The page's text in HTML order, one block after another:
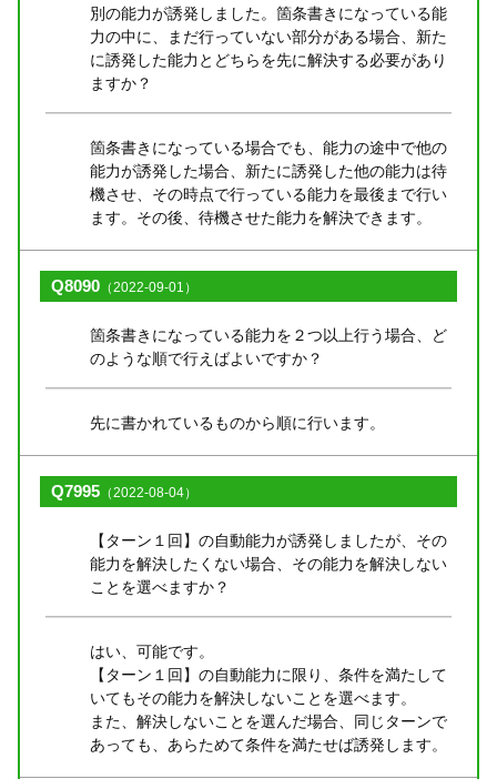
別の能力が誘発しました。箇条書きになっている能
力の中に、まだ行っていない部分がある場合、新た
に誘発した能力とどちらを先に解決する必要があり
ますか？
箇条書きになっている場合でも、能力の途中で他の
能力が誘発した場合、新たに誘発した他の能力は待
機させ、その時点で行っている能力を最後まで行い
ます。その後、待機させた能力を解決できます。
Q8090 （2022-09-01）
箇条書きになっている能力を２つ以上行う場合、ど
のような順で行えばよいですか？
先に書かれているものから順に行います。
Q7995 （2022-08-04）
【ターン１回】の自動能力が誘発しましたが、その
能力を解決したくない場合、その能力を解決しない
ことを選べますか？
はい、可能です。
【ターン１回】の自動能力に限り、条件を満たして
いてもその能力を解決しないことを選べます。
また、解決しないことを選んだ場合、同じターンで
あっても、あらためて条件を満たせば誘発します。